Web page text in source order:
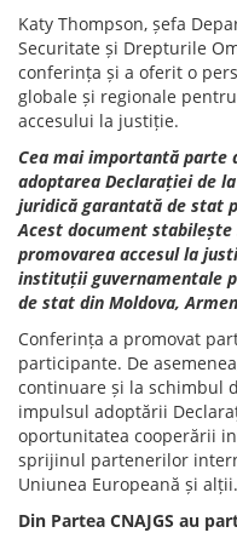
Katy Thompson, șefa
Securitate și Drepturile
conferința și a oferit o
globale și regionale
accesului la justiție.
Cea mai importantă parte
adoptarea Declarației de
juridică garantată de stat
Acest document
promovarea accesul la
instituții guvernamentale
de stat din Moldova,
Conferința a promovat
participante. De
continuare și la schimbul
impulsul adoptării
oportunitatea cooperării
sprijinul partenerilor
Uniunea Europeană și alții.
Din Partea CNAJGS au